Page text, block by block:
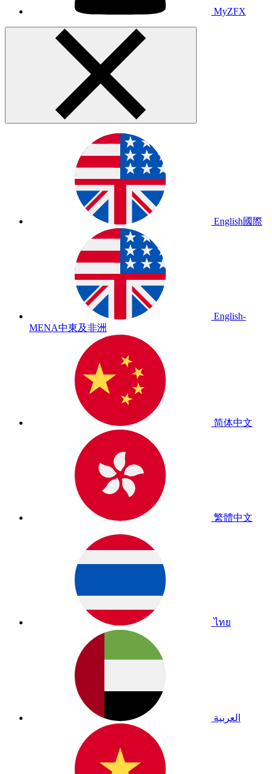
MyZFX
English國際
English-
MENA中東及非洲
简体中文
繁體中文
ไทย
العربية